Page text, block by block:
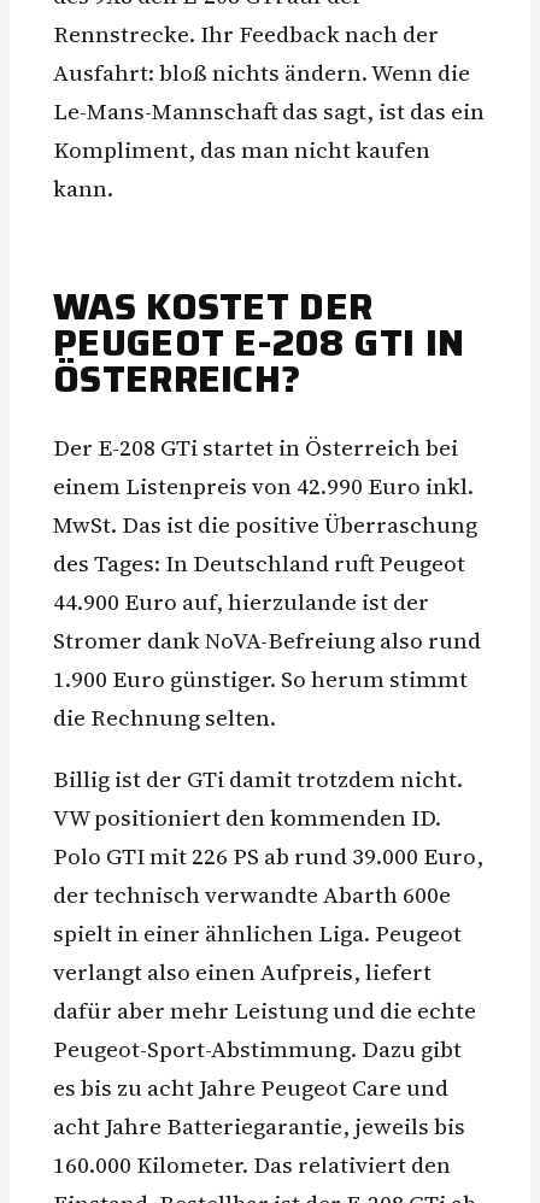
Rennstrecke. Ihr Feedback nach der
Ausfahrt: bloß nichts ändern. Wenn die
Le-Mans-Mannschaft das sagt, ist das ein
Kompliment, das man nicht kaufen
kann.
WAS KOSTET DER
PEUGEOT E-208 GTI IN
ÖSTERREICH?
Der E-208 GTi startet in Österreich bei
einem Listenpreis von 42.990 Euro inkl.
MwSt. Das ist die positive Überraschung
des Tages: In Deutschland ruft Peugeot
44.900 Euro auf, hierzulande ist der
Stromer dank NoVA-Befreiung also rund
1.900 Euro günstiger. So herum stimmt
die Rechnung selten.
Billig ist der GTi damit trotzdem nicht.
VW positioniert den kommenden ID.
Polo GTI mit 226 PS ab rund 39.000 Euro,
der technisch verwandte Abarth 600e
spielt in einer ähnlichen Liga. Peugeot
verlangt also einen Aufpreis, liefert
dafür aber mehr Leistung und die echte
Peugeot-Sport-Abstimmung. Dazu gibt
es bis zu acht Jahre Peugeot Care und
acht Jahre Batteriegarantie, jeweils bis
160.000 Kilometer. Das relativiert den